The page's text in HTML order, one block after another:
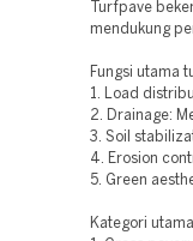
Turfpave
mendukung
Fungsi utama
1. Load
2. Drainage:
3. Soil
4. Erosion
5. Green
Kategori